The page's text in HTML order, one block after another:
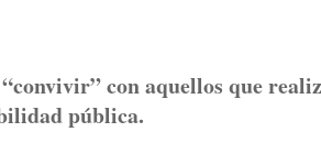
con aquellos que
pública.